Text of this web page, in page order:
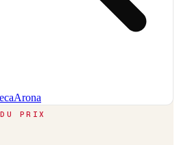
Arona
PRIX